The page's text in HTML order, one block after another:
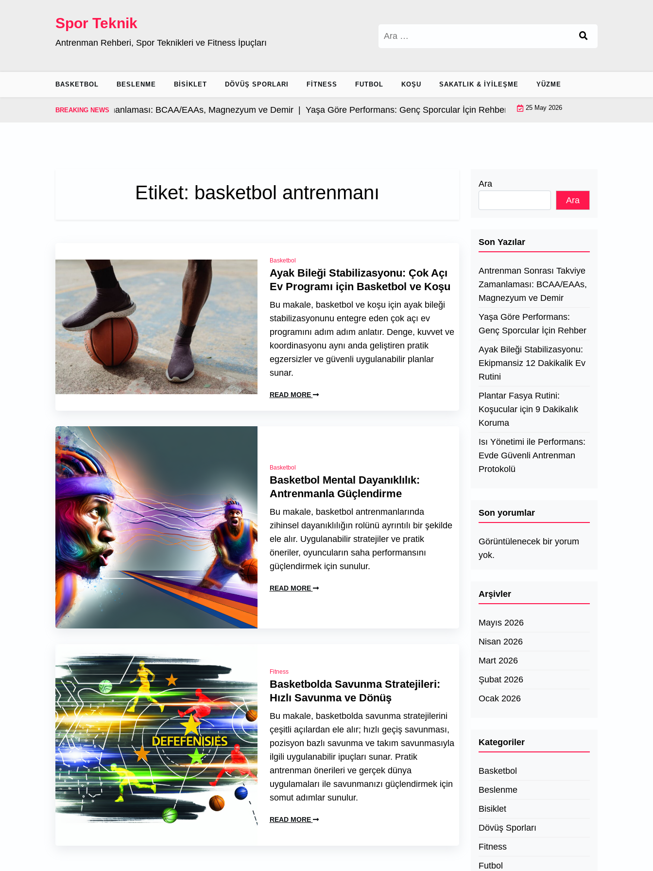
Spor Teknik
Antrenman Rehberi, Spor Teknikleri ve Fitness İpuçları
BASKETBOL BESLENME BISIKLET DÖVÜŞ SPORLARI FITNESS FUTBOL KOŞU SAKATLIK & İYILEŞME YÜZME
BREAKING NEWS
Sonrası Takviye Zamanlaması: BCAA/EAAs, Magnezyum ve Demir |Yaşa Göre Performans: Genç Sporcular İçin Rehber |Ayak Bileği Stabilizasyonu:
25 May 2026
Etiket: basketbol antrenmanı
Basketbol
Ayak Bileği Stabilizasyonu: Çok Açı
Ev Programı için Basketbol ve Koşu
Bu makale, basketbol ve koşu için ayak bileği
stabilizasyonunu entegre eden çok açı ev
programını adım adım anlatır. Denge, kuvvet ve
koordinasyonu aynı anda geliştiren pratik
egzersizler ve güvenli uygulanabilir planlar
sunar.
READ MORE
Basketbol
Basketbol Mental Dayanıklılık:
Antrenmanla Güçlendirme
Bu makale, basketbol antrenmanlarında
zihinsel dayanıklılığın rolünü ayrıntılı bir şekilde
ele alır. Uygulanabilir stratejiler ve pratik
öneriler, oyuncuların saha performansını
güçlendirmek için sunulur.
READ MORE
Fitness
Basketbolda Savunma Stratejileri:
Hızlı Savunma ve Dönüş
Bu makale, basketbolda savunma stratejilerini
çeşitli açılardan ele alır; hızlı geçiş savunması,
pozisyon bazlı savunma ve takım savunmasıyla
ilgili uygulanabilir ipuçları sunar. Pratik
antrenman önerileri ve gerçek dünya
uygulamaları ile savunmanızı güçlendirmek için
somut adımlar sunulur.
READ MORE
Ara
Ara
Son Yazılar
Antrenman Sonrası Takviye
Zamanlaması: BCAA/EAAs,
Magnezyum ve Demir
Yaşa Göre Performans:
Genç Sporcular İçin Rehber
Ayak Bileği Stabilizasyonu:
Ekipmansiz 12 Dakikalik Ev
Rutini
Plantar Fasya Rutini:
Koşucular için 9 Dakikalık
Koruma
Isı Yönetimi ile Performans:
Evde Güvenli Antrenman
Protokolü
Son yorumlar
Görüntülenecek bir yorum
yok.
Arşivler
Mayıs 2026
Nisan 2026
Mart 2026
Şubat 2026
Ocak 2026
Kategoriler
Basketbol
Beslenme
Bisiklet
Dövüş Sporları
Fitness
Futbol